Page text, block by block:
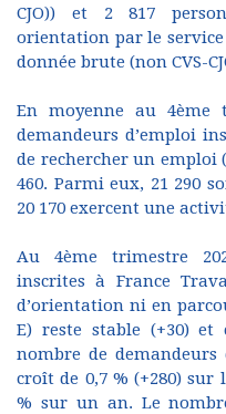
CJO)) et 2 817
orientation par le service
donnée brute (non CVS-
En moyenne au 4ème
demandeurs d’emploi
de rechercher un emploi
460. Parmi eux, 21 290
20 170 exercent une
Au 4ème trimestre
inscrites à France
d’orientation ni en
E) reste stable (+30)
nombre de demandeurs
croît de 0,7 % (+280)
% sur un an. Le